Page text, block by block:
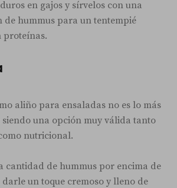
en gajos y sírvelos con una
de hummus para un tentempié
proteínas.
aliño para ensaladas no es lo más
una opción muy válida tanto
nutricional.
cantidad de hummus por encima de
un toque cremoso y lleno de